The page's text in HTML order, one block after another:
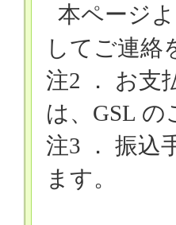
本ページ
してご連絡
注2 ． お支
は、 GSL の
注3 ． 振込
ます。